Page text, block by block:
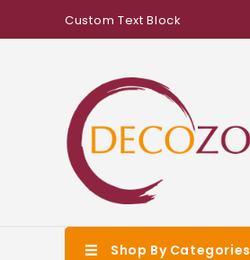
Custom Text Block
Shop By Categories